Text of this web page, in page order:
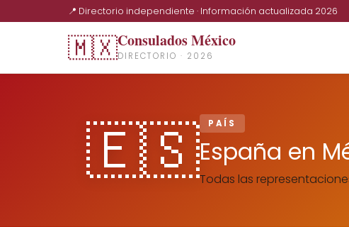
📍 Directorio independiente · Información actualizada 2026
🇲🇽Consulados México
DIRECTORIO · 2026
🇪🇸 PAÍS
España en
Todas las